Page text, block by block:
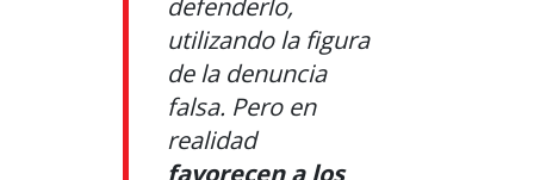
defenderlo,
utilizando la figura
de la denuncia
falsa. Pero en
realidad